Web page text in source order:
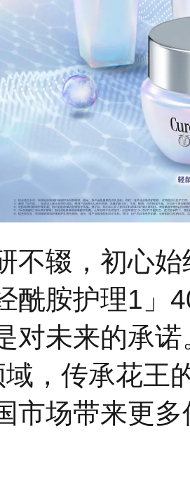
不辍，初心
酰胺护理1
对未来的承
，传承花王
市场带来更